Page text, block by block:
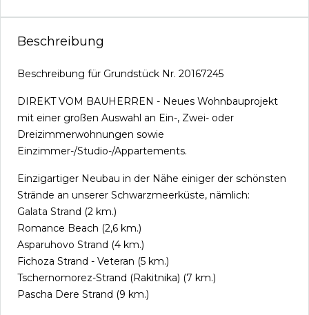
Beschreibung
Beschreibung für Grundstück Nr. 20167245
DIREKT VOM BAUHERREN - Neues Wohnbauprojekt
mit einer großen Auswahl an Ein-, Zwei- oder
Dreizimmerwohnungen sowie
Einzimmer-/Studio-/Appartements.
Einzigartiger Neubau in der Nähe einiger der schönsten
Strände an unserer Schwarzmeerküste, nämlich:
Galata Strand (2 km.)
Romance Beach (2,6 km.)
Asparuhovo Strand (4 km.)
Fichoza Strand - Veteran (5 km.)
Tschernomorez-Strand (Rakitnika) (7 km.)
Pascha Dere Strand (9 km.)